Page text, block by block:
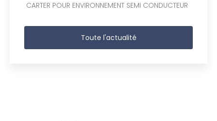
CARTER POUR ENVIRONNEMENT SEMI CONDUCTEUR
Toute l'actualité